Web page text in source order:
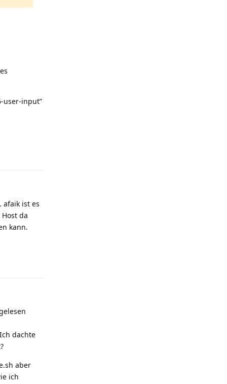
user-input”
ist es
da
kann.
dachte
aber
ich